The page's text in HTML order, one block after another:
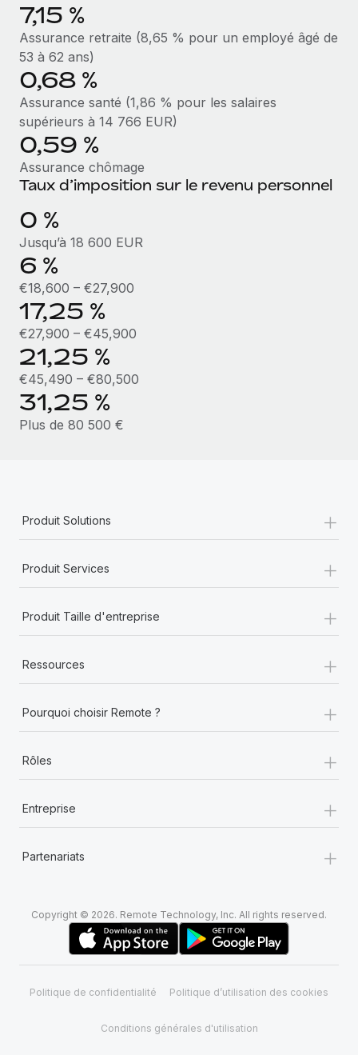
Création d’entité
Établissez des entités rapidement et en toute
Mobilité et déménagement international
Organisez facilement le déménagement de vos
employés
Avantages sociaux
Gérez facilement les avantages sociaux
BLOG
Mises à jour des produits de Remote :
Intégrations Gusto et Xero et Gestion des
freelances Plus
Remote a toujours pour mission d'aider les entreprises de
toute taille à embaucher, gérer et payer...
Comment Phiture gère ses 55 employés
répartis dans 19 pays grâce à Remote
Phiture, un leader notable du conseil en matière de
croissance mobile internationale, encourage les...
En savoir plus
7,15 %
Assurance retraite (8,65 % pour un employé âgé de
53 à 62 ans)
0,68 %
Assurance santé (1,86 % pour les salaires
supérieurs à 14 766 EUR)
0,59 %
Assurance chômage
Taux d’imposition sur le revenu personnel
0 %
Jusqu’à 18 600 EUR
6 %
€18,600 – €27,900
17,25 %
€27,900 – €45,900
21,25 %
€45,490 – €80,500
31,25 %
Plus de 80 500 €
Produit Solutions +
Produit Services +
Produit Taille d'entreprise +
Ressources +
Pourquoi choisir Remote ? +
Rôles +
Entreprise +
Partenariats +
Copyright © 2026. Remote Technology, Inc. All rights reserved.
Politique de confidentialité Politique d’utilisation des cookies
Conditions générales d'utilisation